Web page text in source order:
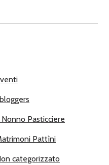
Nonno Pasticciere
Pattìni
categorizzato